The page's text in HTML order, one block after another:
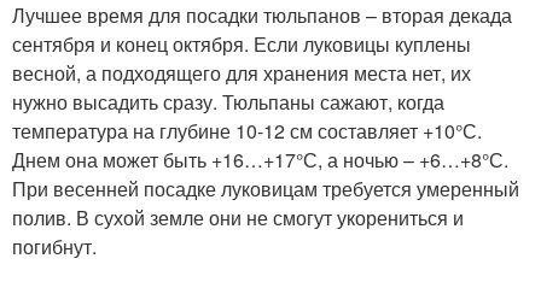
Лучшее время для посадки тюльпанов – вторая декада
сентября и конец октября. Если луковицы куплены
весной, а подходящего для хранения места нет, их
нужно высадить сразу. Тюльпаны сажают, когда
температура на глубине 10-12 см составляет +10°С.
Днем она может быть +16…+17°С, а ночью – +6…+8°С.
При весенней посадке луковицам требуется умеренный
полив. В сухой земле они не смогут укорениться и
погибнут.